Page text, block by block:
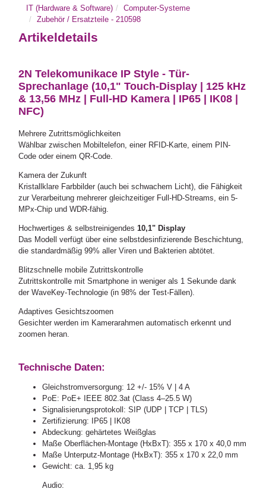
IT (Hardware & Software)
Computer-Systeme
Zubehör / Ersatzteile - 210598
Artikeldetails
2N Telekomunikace IP Style - Tür-
Sprechanlage (10,1" Touch-Display | 125 kHz
& 13,56 MHz | Full-HD Kamera | IP65 | IK08 |
NFC)
Mehrere Zutrittsmöglichkeiten
Wählbar zwischen Mobiltelefon, einer RFID-Karte, einem PIN-
Code oder einem QR-Code.
Kamera der Zukunft
Kristallklare Farbbilder (auch bei schwachem Licht), die Fähigkeit
zur Verarbeitung mehrerer gleichzeitiger Full-HD-Streams, ein 5-
MPx-Chip und WDR-fähig.
Hochwertiges & selbstreinigendes 10,1" Display
Das Modell verfügt über eine selbstdesinfizierende Beschichtung,
die standardmäßig 99% aller Viren und Bakterien abtötet.
Blitzschnelle mobile Zutrittskontrolle
Zutrittskontrolle mit Smartphone in weniger als 1 Sekunde dank
der WaveKey-Technologie (in 98% der Test-Fällen).
Adaptives Gesichtszoomen
Gesichter werden im Kamerarahmen automatisch erkennt und
zoomen heran.
Technische Daten:
Gleichstromversorgung: 12 +/- 15% V | 4 A
PoE: PoE+ IEEE 802.3at (Class 4–25.5 W)
Signalisierungsprotokoll: SIP (UDP | TCP | TLS)
Zertifizierung: IP65 | IK08
Abdeckung: gehärtetes Weißglas
Maße Oberflächen-Montage (HxBxT): 355 x 170 x 40,0 mm
Maße Unterputz-Montage (HxBxT): 355 x 170 x 22,0 mm
Gewicht: ca. 1,95 kg
Audio: